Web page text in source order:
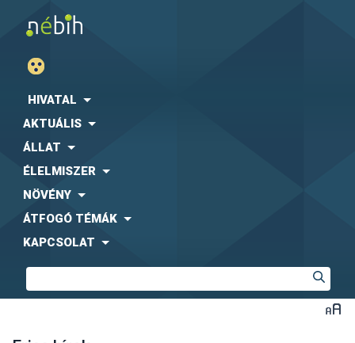
HIVATAL
AKTUÁLIS
ÁLLAT
ÉLELMISZER
NÖVÉNY
ÁTFOGÓ TÉMÁK
KAPCSOLAT